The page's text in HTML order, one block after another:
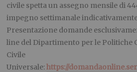
civile spetta un assegno mensile di
impegno settimanale
Presentazione domande
line del Dipartimento per le Politiche
Civile
Universale:https://